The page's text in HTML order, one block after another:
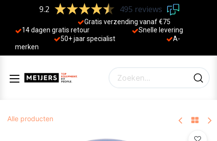
9.2 495 reviews
Gratis verzending vanaf €75
14 dagen gratis retour
Sne lle levering
50+ jaar specialist
A-
merken
Alle producten